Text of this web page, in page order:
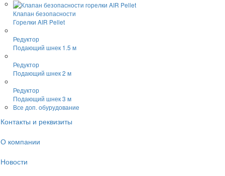
Клапан безопасности
Горелки AIR Pellet
Редуктор
Подающий шнек 1.5 м
Редуктор
Подающий шнек 2 м
Редуктор
Подающий шнек 3 м
Все доп. обурудование
Контакты и реквизиты
О компании
Новости